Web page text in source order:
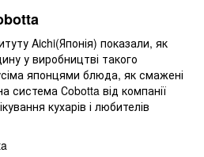
Aichi(Японія) показали, як
у виробництві такого
японцями блюда, як смажені
система Сobotta від компанії
кухарів і любителів